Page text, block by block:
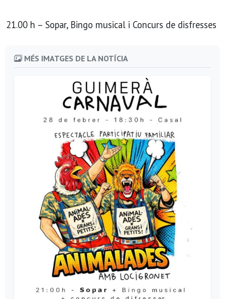
21.00 h – Sopar, Bingo musical i Concurs de disfresses
MÉS IMATGES DE LA NOTÍCIA